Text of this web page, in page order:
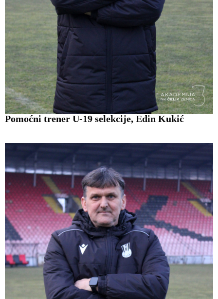
Pomoćni trener U-19 selekcije, Edin Kukić